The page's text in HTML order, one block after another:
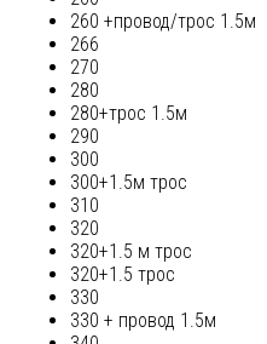
260 +провод/трос 1.5м
266
270
280
280+трос 1.5м
290
300
300+1.5м трос
310
320
320+1.5 м трос
320+1.5 трос
330
330 + провод 1.5м